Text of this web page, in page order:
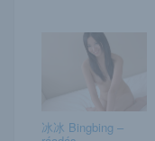
冰冰 Bingbing –